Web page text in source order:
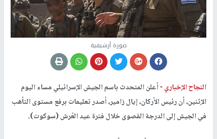
صورة أرشيفية
النجاح الإخباري -أعلن المتحدث باسم الجيش الإسرائيلي مساء اليوم
الإثنين، أن رئيس الأركان، إيال زامير، أصدر تعليمات برفع مستوى التأهب
في الجيش إلى الدرجة القصوى خلال فترة عيد العُرش (سوكوت).